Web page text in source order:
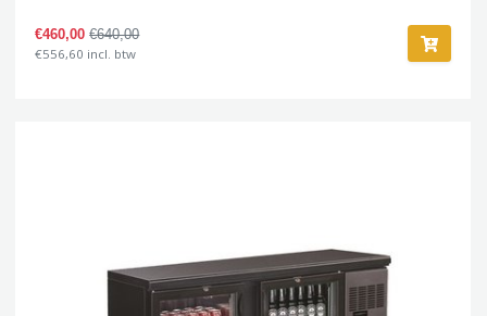
€460,00€640,00
€556,60 incl. btw